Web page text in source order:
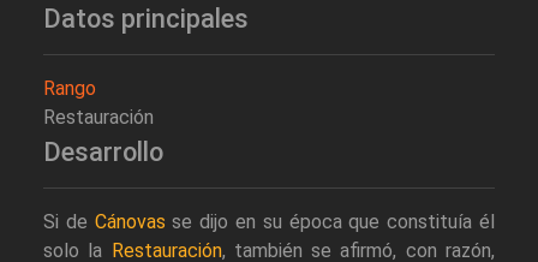
Datos principales
Rango
Restauración
Desarrollo
Si de Cánovas se dijo en su época que constituía él
solo la Restauración, también se afirmó, con razón,